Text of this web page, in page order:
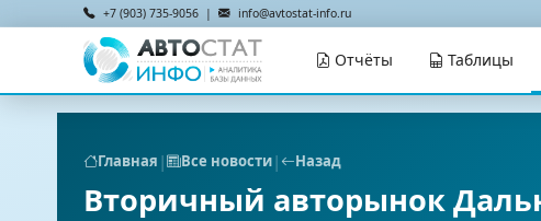
+7 (903) 735-9056 | info@avtostat-info.ru
Отчёты Таблицы
Главная | Все новости| Назад
Вторичный авторынок